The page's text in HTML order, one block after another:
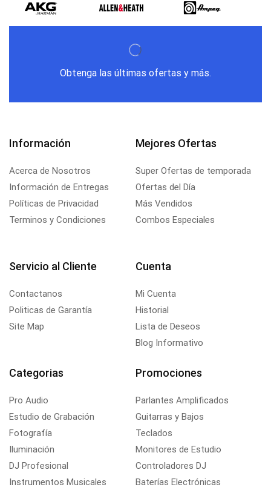
Obtenga las últimas ofertas y más.
Información
Acerca de Nosotros
Información de Entregas
Políticas de Privacidad
Terminos y Condiciones
Mejores Ofertas
Super Ofertas de temporada
Ofertas del Día
Más Vendidos
Combos Especiales
Servicio al Cliente
Contactanos
Politicas de Garantía
Site Map
Cuenta
Mi Cuenta
Historial
Lista de Deseos
Blog Informativo
Categorias
Pro Audio
Estudio de Grabación
Fotografía
Iluminación
DJ Profesional
Instrumentos Musicales
Promociones
Parlantes Amplificados
Guitarras y Bajos
Teclados
Monitores de Estudio
Controladores DJ
Baterías Electrónicas